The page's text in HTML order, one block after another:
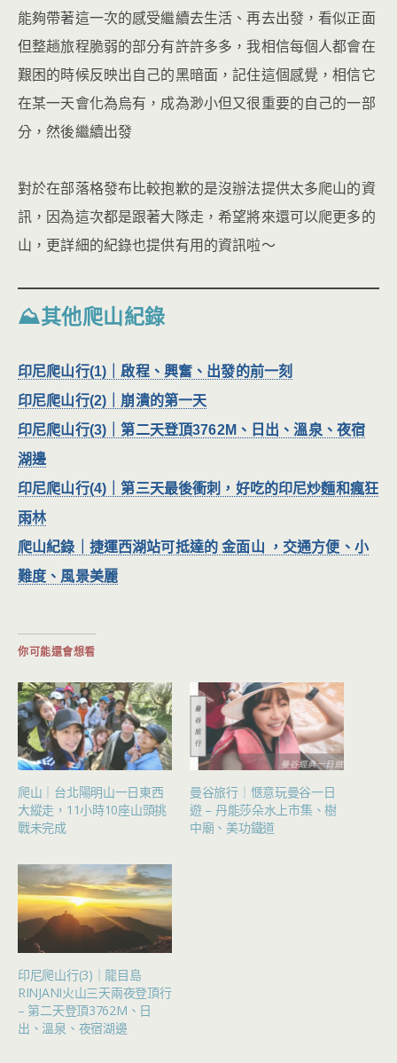
能夠帶著這一次的感受繼續去生活、再去出發，看似正面
但整趟旅程脆弱的部分有許許多多，我相信每個人都會在
艱困的時候反映出自己的黑暗面，記住這個感覺，相信它
在某一天會化為烏有，成為渺小但又很重要的自己的一部
分，然後繼續出發
對於在部落格發布比較抱歉的是沒辦法提供太多爬山的資
訊，因為這次都是跟著大隊走，希望將來還可以爬更多的
山，更詳細的紀錄也提供有用的資訊啦～
⛰其他爬山紀錄
印尼爬山行(1)｜啟程、興奮、出發的前一刻
印尼爬山行(2)｜崩潰的第一天
印尼爬山行(3)｜第二天登頂3762M、日出、溫泉、夜宿
湖邊
印尼爬山行(4)｜第三天最後衝刺，好吃的印尼炒麵和瘋狂
雨林
爬山紀錄｜捷運西湖站可抵達的 金面山 ，交通方便、小
難度、風景美麗
你可能還會想看
爬山｜台北陽明山一日東西
大縱走，11小時10座山頭挑
戰未完成
曼谷旅行｜愜意玩曼谷一日
遊 – 丹能莎朵水上市集、樹
中廟、美功鐵道
印尼爬山行(3)｜龍目島
RINJANI火山三天兩夜登頂行
– 第二天登頂3762M、日
出、溫泉、夜宿湖邊